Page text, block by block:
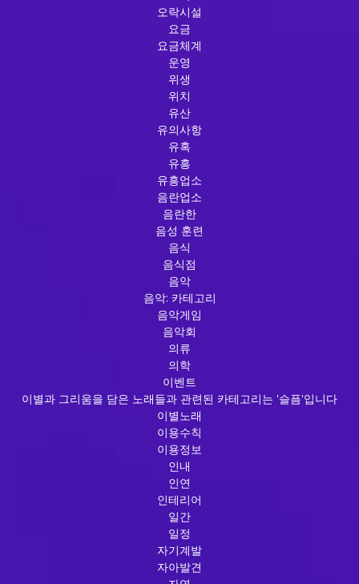
오락시설
요금
요금체계
운영
위생
위치
유산
유의사항
유혹
유흥
유흥업소
음란업소
음란한
음성 훈련
음식
음식점
음악
음악: 카테고리
음악게임
음악회
의류
의학
이벤트
이별과 그리움을 담은 노래들과 관련된 카테고리는 '슬픔'입니다
이별노래
이용수칙
이용정보
인내
인연
인테리어
일간
일정
자기계발
자아발견